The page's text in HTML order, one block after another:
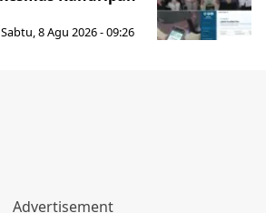
Sabtu, 8 Agu 2026 - 09:26